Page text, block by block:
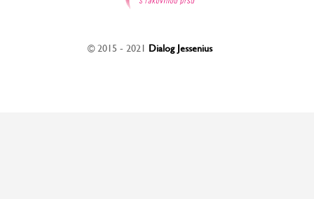
© 2015 - 2021 Dialog Jessenius